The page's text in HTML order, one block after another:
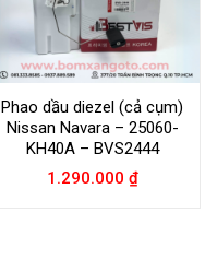
Phao dầu diezel (cả cụm)
Nissan Navara – 25060-
KH40A – BVS2444
1.290.000 ₫